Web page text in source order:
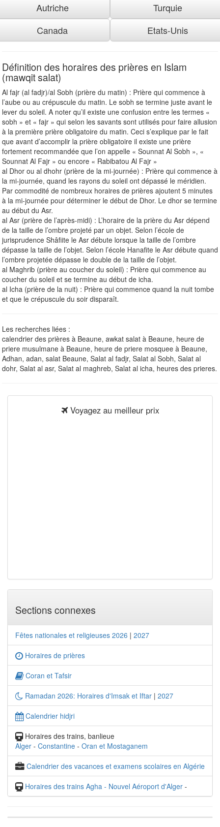
Autriche
Turquie
Canada
Etats-Unis
Définition des horaires des prières en Islam
(mawqit salat)
Al fajr (al fadjr)/al Sobh (prière du matin) : Prière qui commence à
l’aube ou au crépuscule du matin. Le sobh se termine juste avant le
lever du soleil. A noter qu’il existe une confusion entre les termes «
sobh » et « fajr » qui selon les savants sont utilisés pour faire allusion
à la première prière obligatoire du matin. Ceci s’explique par le fait
que avant d’accomplir la prière obligatoire il existe une prière
fortement recommandée que l’on appelle « Sounnat Al Sobh », «
Sounnat Al Fajr » ou encore « Rabibatou Al Fajr »
al Dhor ou al dhohr (prière de la mi-journée) : Prière qui commence à
la mi-journée, quand les rayons du soleil ont dépassé le méridien.
Par commodité de nombreux horaires de prières ajoutent 5 minutes
à la mi-journée pour déterminer le début de Dhor. Le dhor se termine
au début du Asr.
al Asr (prière de l’après-midi) : L’horaire de la prière du Asr dépend
de la taille de l’ombre projeté par un objet. Selon l’école de
jurisprudence Shâfiite le Asr débute lorsque la taille de l’ombre
dépasse la taille de l’objet. Selon l’école Hanafite le Asr débute quand
l’ombre projetée dépasse le double de la taille de l’objet.
al Maghrib (prière au coucher du soleil) : Prière qui commence au
coucher du soleil et se termine au début de icha.
al Icha (prière de la nuit) : Prière qui commence quand la nuit tombe
et que le crépuscule du soir disparaît.
Les recherches liées :
calendrier des prières à Beaune, awkat salat à Beaune, heure de
priere musulmane à Beaune, heure de priere mosquee à Beaune,
Adhan, adan, salat Beaune, Salat al fadjr, Salat al Sobh, Salat al
dohr, Salat al asr, Salat al maghreb, Salat al icha, heures des prieres.
Voyagez au meilleur prix
Sections connexes
Fêtes nationales et religieuses 2026 | 2027
Horaires de prières
Coran et Tafsir
Ramadan 2026: Horaires d'Imsak et Iftar | 2027
Calendrier hidjri
Horaires des trains, banlieue
Alger - Constantine - Oran et Mostaganem
Calendrier des vacances et examens scolaires en Algérie
Horaires des trains Agha - Nouvel Aéroport d'Alger -